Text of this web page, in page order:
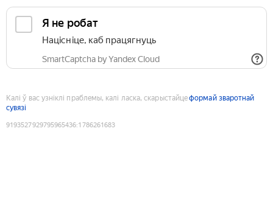
Я не робат
Націсніце, каб працягнуць
SmartCaptcha by Yandex Cloud
Калі ў вас узніклі праблемы, калі ласка, скарыстайцеформай зваротнай
сувязі
9193527929795965436:1786261683